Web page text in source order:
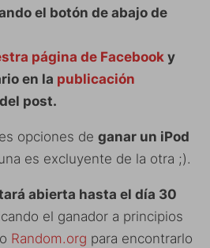
el botón de abajo de
página de Facebook y
en la publicación
del post.
opciones de ganar un iPod
es excluyente de la otra ;).
abierta hasta el día 30
el ganador a principios
Random.org para encontrarlo